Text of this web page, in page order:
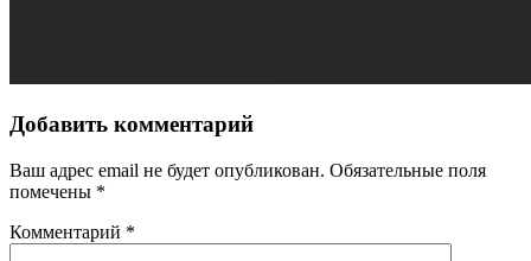
Добавить комментарий
Ваш адрес email не будет опубликован. Обязательные поля
помечены *
Комментарий *